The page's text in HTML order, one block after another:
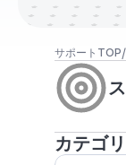
サポートTOP/
カテゴ